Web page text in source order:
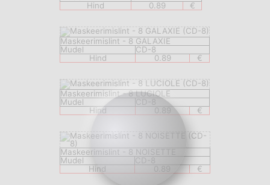
Hind
0.89 €
Maskeerimislint - 8 GALAXIE
Mudel
CD-8
Hind
0.89 €
Maskeerimislint - 8 LUCIOLE
Mudel
CD-8
Hind
0.89 €
Maskeerimislint - 8 NOISETTE
Mudel
CD-8
Hind
0.89 €